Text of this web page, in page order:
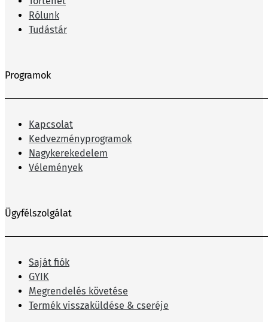
Rólunk
Tudástár
Programok
Kapcsolat
Kedvezményprogramok
Nagykerekedelem
Vélemények
Ügyfélszolgálat
Saját fiók
GYIK
Megrendelés követése
Termék visszaküldése & cseréje